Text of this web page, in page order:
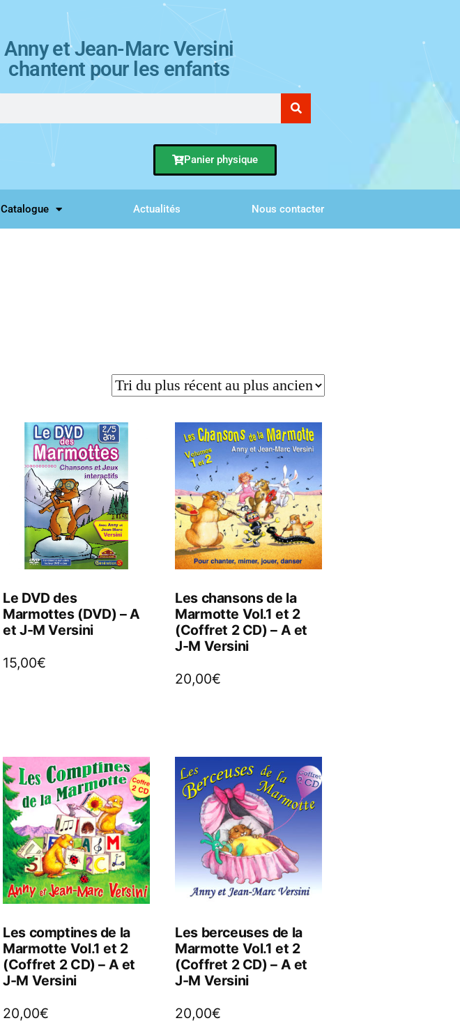
Anny et Jean-Marc Versini
chantent pour les enfants
Panier physique
Catalogue Actualités Nous contacter
Le DVD des
Marmottes (DVD) – A
et J-M Versini
15,00€
Les chansons de la
Marmotte Vol.1 et 2
(Coffret 2 CD) – A et
J-M Versini
20,00€
Les comptines de la
Marmotte Vol.1 et 2
(Coffret 2 CD) – A et
J-M Versini
20,00€
Les berceuses de la
Marmotte Vol.1 et 2
(Coffret 2 CD) – A et
J-M Versini
20,00€